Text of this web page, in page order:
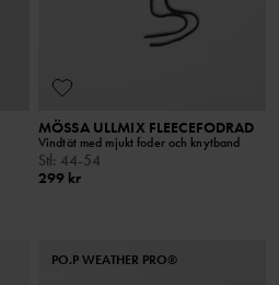
MÖSSA ULLMIX FLEECEFODRAD
Vindtät med mjukt foder och knytband
Stl: 44-54
299 kr
PO.P WEATHER PRO®